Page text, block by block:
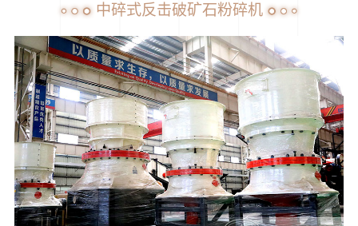
中碎式反击破矿石粉碎机